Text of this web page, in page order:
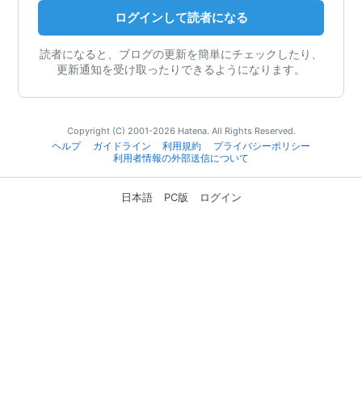
ログインして読者になる
読者になると、ブログの更新を簡単にチェックしたり、
更新通知を受け取ったりできるようになります。
Copyright (C) 2001-2026 Hatena. All Rights Reserved.
ヘルプ
ガイドライン 利用規約
プライバシーポリシー
利用者情報の外部送信について
日本語 PC版 ログイン